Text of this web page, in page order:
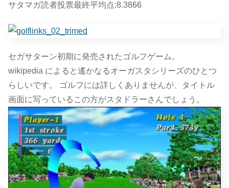
サタマガ読者投票最終平均点:8.3866
セガサターン初期に発売されたゴルフゲーム。
wikipedia によると遙かなるオーガスタシリーズのひとつ
らしいです。 ゴルフには詳しくありませんが、タイトル
画面に写っているこの方がスタドラーさんでしょう。